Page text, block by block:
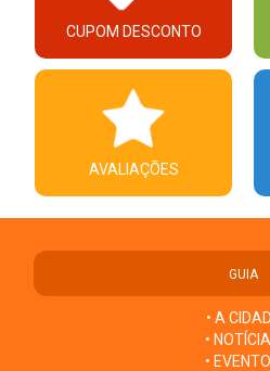
CUPOM DESCONTO
AVALIAÇÕES
GUIA
• A
•
•